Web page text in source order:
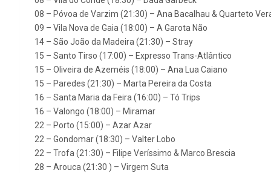
08 – Póvoa de Varzim (21:30) – Ana Bacalhau & Quarteto
09 – Vila Nova de Gaia (18:00) – A Garota Não
14 – São João da Madeira (21:30) – Stray
15 – Santo Tirso (17:00) – Expresso Trans-Atlântico
15 – Oliveira de Azeméis (18:00) – Ana Lua Caiano
15 – Paredes (21:30) – Marta Pereira da Costa
16 – Santa Maria da Feira (16:00) – Tó Trips
16 – Valongo (18:00) – Miramar
22 – Porto (15:00) – Azar Azar
22 – Gondomar (18:30) – Valter Lobo
22 – Trofa (21:30) – Filipe Veríssimo & Marco Brescia
28 – Arouca (21:30 ) – Virgem Suta